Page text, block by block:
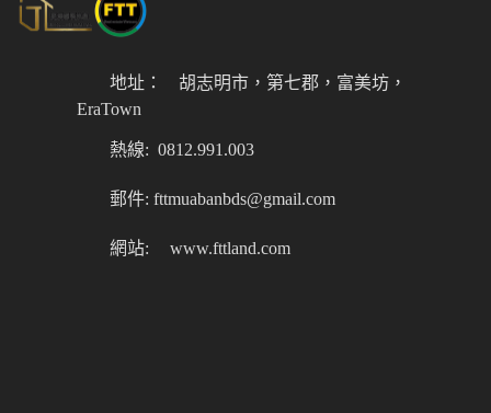
地址：
胡志明市，第七郡，富美坊，
EraTown
熱線: 0812.991.003
郵件: fttmuabanbds@gmail.com
網站: www.fttland.com